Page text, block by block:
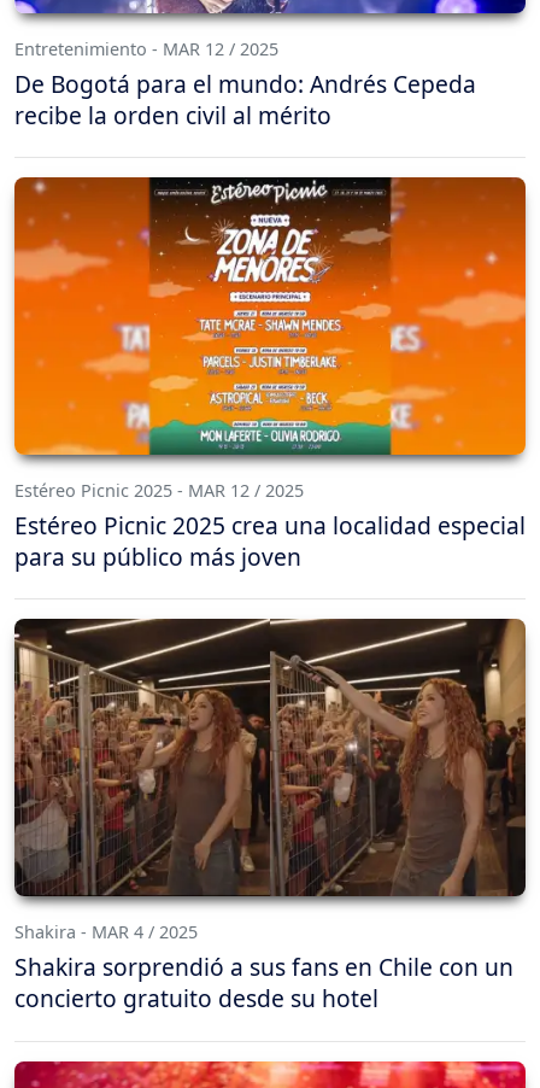
Entretenimiento - MAR 12 / 2025
De Bogotá para el mundo: Andrés Cepeda
recibe la orden civil al mérito
Estéreo Picnic 2025 - MAR 12 / 2025
Estéreo Picnic 2025 crea una localidad especial
para su público más joven
Shakira - MAR 4 / 2025
Shakira sorprendió a sus fans en Chile con un
concierto gratuito desde su hotel